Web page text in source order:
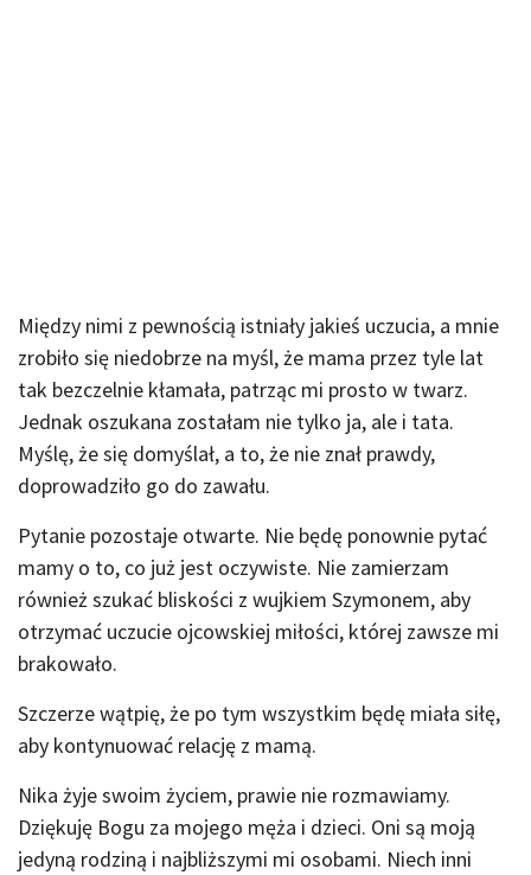
Między nimi z pewnością istniały jakieś uczucia, a mnie
zrobiło się niedobrze na myśl, że mama przez tyle lat
tak bezczelnie kłamała, patrząc mi prosto w twarz.
Jednak oszukana zostałam nie tylko ja, ale i tata.
Myślę, że się domyślał, a to, że nie znał prawdy,
doprowadziło go do zawału.
Pytanie pozostaje otwarte. Nie będę ponownie pytać
mamy o to, co już jest oczywiste. Nie zamierzam
również szukać bliskości z wujkiem Szymonem, aby
otrzymać uczucie ojcowskiej miłości, której zawsze mi
brakowało.
Szczerze wątpię, że po tym wszystkim będę miała siłę,
aby kontynuować relację z mamą.
Nika żyje swoim życiem, prawie nie rozmawiamy.
Dziękuję Bogu za mojego męża i dzieci. Oni są moją
jedyną rodziną i najbliższymi mi osobami. Niech inni